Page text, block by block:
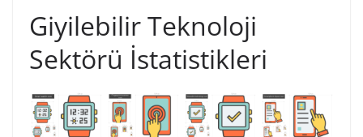
Giyilebilir Teknoloji
Sektörü İstatistikleri